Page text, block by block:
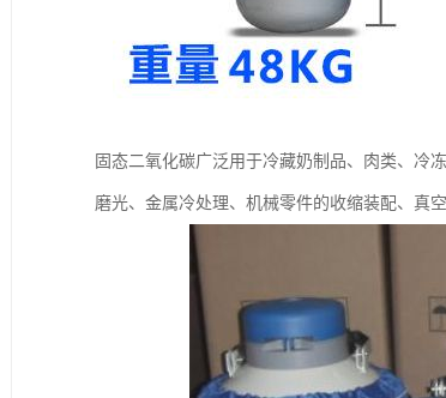
固态二氧化碳广泛用于冷藏奶制品、肉类、冷
磨光、金属冷处理、机械零件的收缩装配、真空